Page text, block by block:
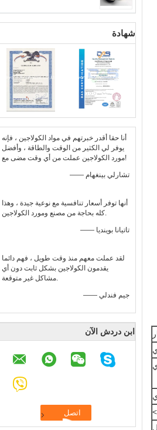
شهادة
أنا حقا أقدر خبرتهم في مواد الكولاجين ، فإنه
يوفر لي الكثير من الوقت والطاقة ، وأفضل
مورد الكولاجين عملت من أي وقت مضى مع!
—— تشارلي بينغهام
أنها توفر أسعار تنافسية مع نوعية جيدة ، وهذا
كله بحاجة من مصنع ومورد الكولاجين.
—— تاتيانا بوينديا
لقد عملت معهم منذ وقت طويل ، فهم دائما
يقدمون الكولاجين بشكل ثابت دون أي
مشاكل غير متوقعة.
—— جيم فندلي
ابن دردش الآن